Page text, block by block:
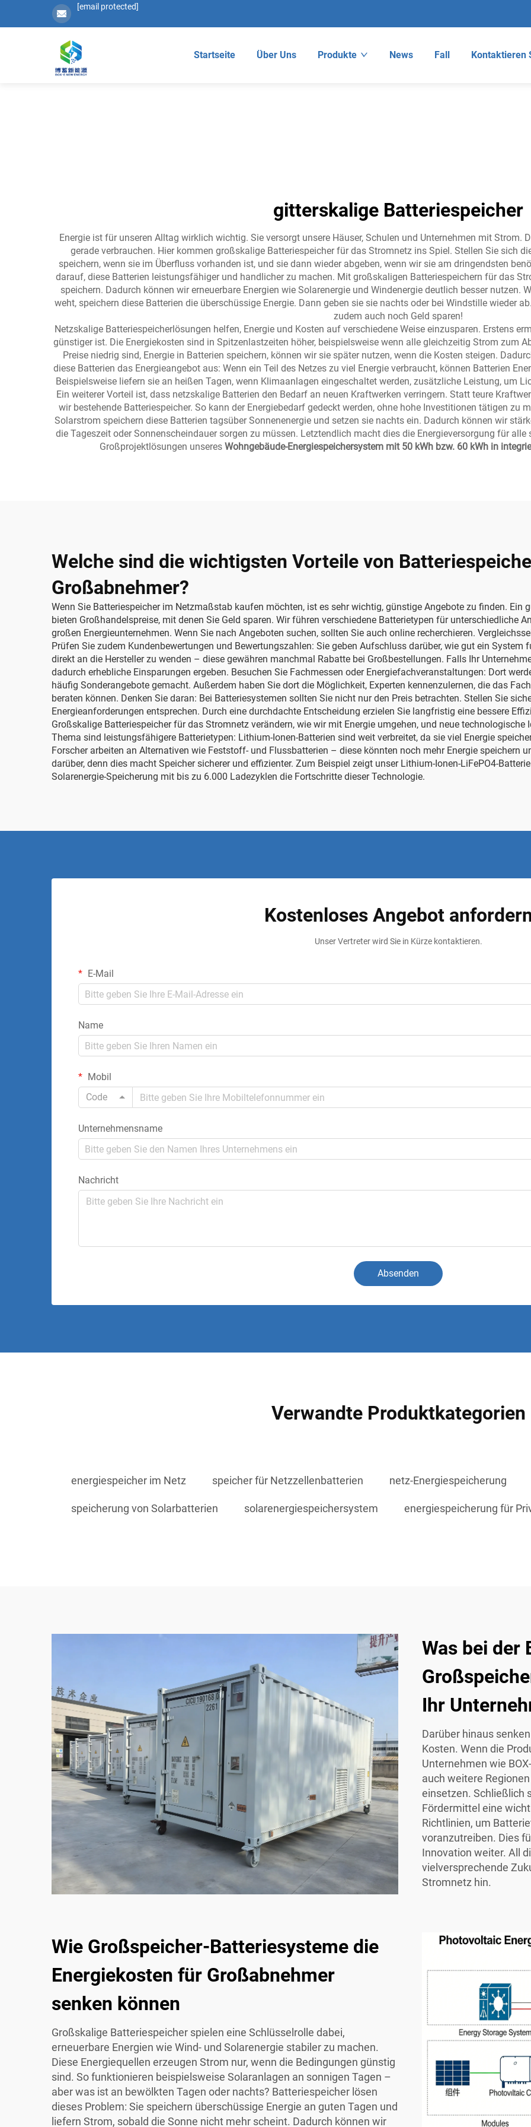
[email protected]
Startseite Über Uns Produkte News Fall Kontaktieren
gitterskalige Batteriespeicher
Energie ist für unseren Alltag wirklich wichtig. Sie versorgt unsere Häuser, Schulen und Unternehmen mit Strom.
gerade verbrauchen. Hier kommen großskalige Batteriespeicher für das Stromnetz ins Spiel. Stellen Sie sich
speichern, wenn sie im Überfluss vorhanden ist, und sie dann wieder abgeben, wenn wir sie am dringendsten
darauf, diese Batterien leistungsfähiger und handlicher zu machen. Mit großskaligen Batteriespeichern für das
speichern. Dadurch können wir erneuerbare Energien wie Solarenergie und Windenergie deutlich besser nutzen.
weht, speichern diese Batterien die überschüssige Energie. Dann geben sie sie nachts oder bei Windstille wieder
zudem auch noch Geld sparen!
Netzskalige Batteriespeicherlösungen helfen, Energie und Kosten auf verschiedene Weise einzusparen. Erstens
günstiger ist. Die Energiekosten sind in Spitzenlastzeiten höher, beispielsweise wenn alle gleichzeitig Strom zum
Preise niedrig sind, Energie in Batterien speichern, können wir sie später nutzen, wenn die Kosten steigen.
diese Batterien das Energieangebot aus: Wenn ein Teil des Netzes zu viel Energie verbraucht, können Batterien
Beispielsweise liefern sie an heißen Tagen, wenn Klimaanlagen eingeschaltet werden, zusätzliche Leistung, um
Ein weiterer Vorteil ist, dass netzskalige Batterien den Bedarf an neuen Kraftwerken verringern. Statt teure
wir bestehende Batteriespeicher. So kann der Energiebedarf gedeckt werden, ohne hohe Investitionen tätigen zu
Solarstrom speichern diese Batterien tagsüber Sonnenenergie und setzen sie nachts ein. Dadurch können wir
die Tageszeit oder Sonnenscheindauer sorgen zu müssen. Letztendlich macht dies die Energieversorgung für
Großprojektlösungen unseres Wohngebäude-Energiespeichersystem mit 50 kWh bzw. 60 kWh in
Welche sind die wichtigsten Vorteile von
Großabnehmer?
Wenn Sie Batteriespeicher im Netzmaßstab kaufen möchten, ist es sehr wichtig, günstige Angebote zu finden. Ein
bieten Großhandelspreise, mit denen Sie Geld sparen. Wir führen verschiedene Batterietypen für unterschiedliche
großen Energieunternehmen. Wenn Sie nach Angeboten suchen, sollten Sie auch online recherchieren.
Prüfen Sie zudem Kundenbewertungen und Bewertungszahlen: Sie geben Aufschluss darüber, wie gut ein
direkt an die Hersteller zu wenden – diese gewähren manchmal Rabatte bei Großbestellungen. Falls Ihr
dadurch erhebliche Einsparungen ergeben. Besuchen Sie Fachmessen oder Energiefachveranstaltungen: Dort
häufig Sonderangebote gemacht. Außerdem haben Sie dort die Möglichkeit, Experten kennenzulernen, die das
beraten können. Denken Sie daran: Bei Batteriesystemen sollten Sie nicht nur den Preis betrachten. Stellen Sie
Energieanforderungen entsprechen. Durch eine durchdachte Entscheidung erzielen Sie langfristig eine bessere
Großskalige Batteriespeicher für das Stromnetz verändern, wie wir mit Energie umgehen, und neue
Thema sind leistungsfähigere Batterietypen: Lithium-Ionen-Batterien sind weit verbreitet, da sie viel Energie
Forscher arbeiten an Alternativen wie Feststoff- und Flussbatterien – diese könnten noch mehr Energie speichern
darüber, denn dies macht Speicher sicherer und effizienter. Zum Beispiel zeigt unser Lithium-Ionen-LiFePO4-
Solarenergie-Speicherung mit bis zu 6.000 Ladezyklen die Fortschritte dieser Technologie.
Kostenloses Angebot
Unser Vertreter wird Sie in Kürze kontaktieren.
E-Mail
Name
Mobil
Code
Unternehmensname
Nachricht
Absenden
Verwandte Produktkategorien
energiespeicher im Netz speicher für Netzzellenbatterien netz-Energiespeicherung
speicherung von Solarbatterien solarenergiespeichersystem energiespeicherung für
Was bei der
Ihr
Darüber hinaus
Kosten. Wenn die
Unternehmen wie
auch weitere
einsetzen. Schließlich
Fördermittel eine
Richtlinien, um
voranzutreiben. Dies
Innovation weiter. All
vielversprechende
Stromnetz hin.
Wie Großspeicher-Batteriesysteme die
Energiekosten für Großabnehmer
senken können
Großskalige Batteriespeicher spielen eine Schlüsselrolle dabei,
erneuerbare Energien wie Wind- und Solarenergie stabiler zu machen.
Diese Energiequellen erzeugen Strom nur, wenn die Bedingungen günstig
sind. So funktionieren beispielsweise Solaranlagen an sonnigen Tagen –
aber was ist an bewölkten Tagen oder nachts? Batteriespeicher lösen
dieses Problem: Sie speichern überschüssige Energie an guten Tagen und
liefern Strom, sobald die Sonne nicht mehr scheint. Dadurch können wir